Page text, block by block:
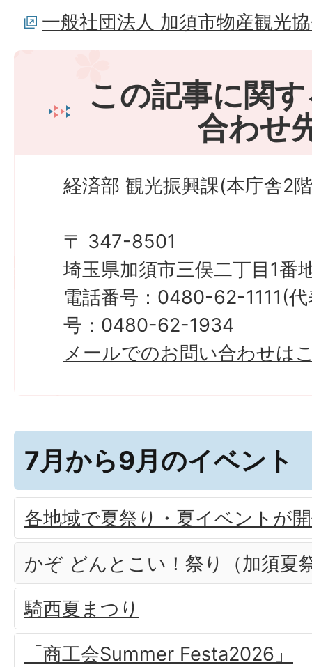
一般社団法人 加須市物産観光
この記事に関
合わせ
経済部 観光振興課(本庁舎2
〒 347-8501
埼玉県加須市三俣二丁目1番
電話番号：0480-62-1111(
号：0480-62-1934
メールでのお問い合わせは
7月から9月のイベント
各地域で夏祭り・夏イベントが
かぞ どんとこい！祭り（加須夏
騎西夏まつり
「商工会Summer Festa2026」